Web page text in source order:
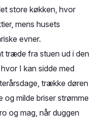
store køkken, hvor
mens husets
evner.
træde fra stuen ud i den
I kan sidde med
trække døren
og milde briser strømme
og mag, når duggen